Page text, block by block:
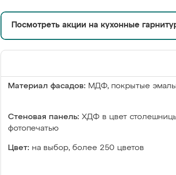
Посмотреть акции на кухонные
Материал фасадов: МДФ, покрытые
Стеновая панель: ХДФ в цвет
фотопечатью
Цвет: на выбор, более 250 цветов